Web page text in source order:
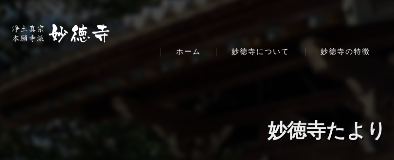
ホーム 妙徳寺について 妙徳寺の特徴
妙徳寺たより